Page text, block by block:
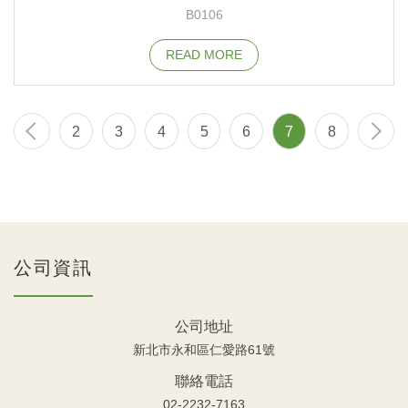
B0106
READ MORE
2 3 4 5 6 7 8
公司資訊
公司地址
新北市永和區仁愛路61號
聯絡電話
02-2232-7163